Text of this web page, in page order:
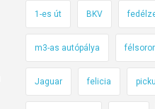
1-es út BKV
m3-as autópálya
Jaguar felicia